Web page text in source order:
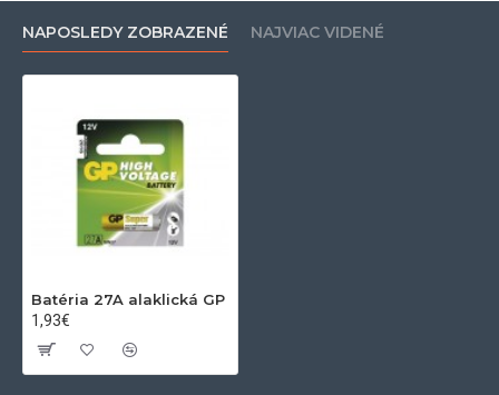
NAPOSLEDY ZOBRAZENÉ NAJVIAC VIDENÉ
Batéria 27A alaklická GP
1,93€